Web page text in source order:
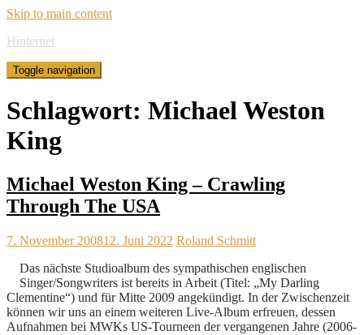
Skip to main content
Hinternet
Toggle navigation
Schlagwort: Michael Weston
King
Michael Weston King – Crawling
Through The USA
7. November 200812. Juni 2022 Roland Schmitt
Das nächste Studioalbum des sympathischen englischen
Singer/Songwriters ist bereits in Arbeit (Titel: „My Darling
Clementine“) und für Mitte 2009 angekündigt. In der Zwischenzeit
können wir uns an einem weiteren Live-Album erfreuen, dessen
Aufnahmen bei MWKs US-Tourneen der vergangenen Jahre (2006-